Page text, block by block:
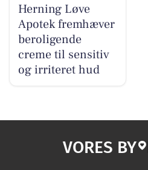
Herning Løve
Apotek fremhæver
beroligende
creme til sensitiv
og irriteret hud
VORES BY